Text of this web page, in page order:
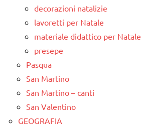
decorazioni natalizie
lavoretti per Natale
materiale didattico per Natale
presepe
Pasqua
San Martino
San Martino – canti
San Valentino
GEOGRAFIA